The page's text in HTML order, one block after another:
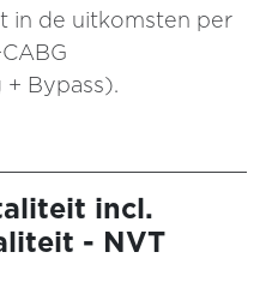
in de uitkomsten per
Bypass).
incl.
- NVT